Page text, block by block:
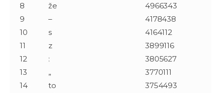
8
že
4966343
9
–
4178438
10
s
4164112
11
z
3899116
12
:
3805627
13
„
3770111
14
to
3754493